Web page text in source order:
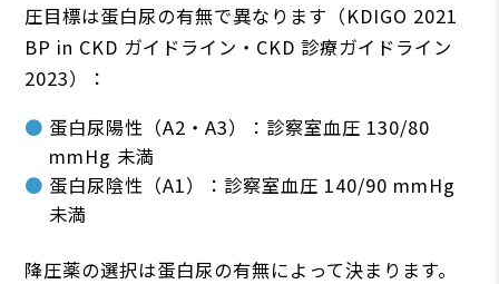
圧⽬標は蛋⽩尿の有無で異なります（KDIGO 2021
BP in CKD ガイドライン・CKD 診療ガイドライン
2023）：
蛋⽩尿陽性（A2・A3）：診察室⾎圧 130/80
mmHg 未満
蛋⽩尿陰性（A1）：診察室⾎圧 140/90 mmHg
未満
降圧薬の選択は蛋⽩尿の有無によって決まります。